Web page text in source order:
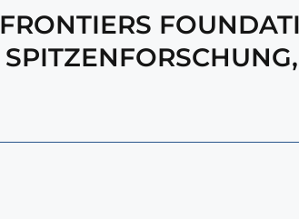
FRONTIERS
SPITZENFORSCHUNG,